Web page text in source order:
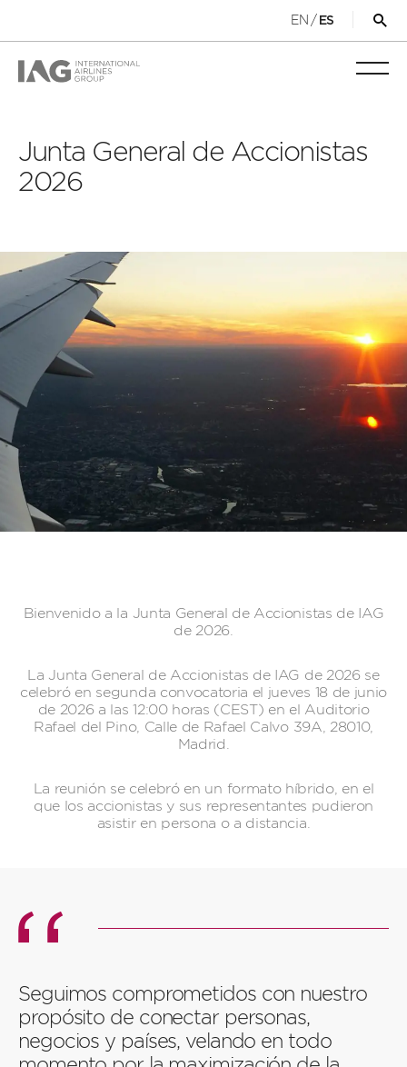
EN / ES
de
Junta General de Accionistas
2026
Bienvenido a la Junta General de Accionistas de IAG
de 2026.
La Junta General de Accionistas de IAG de 2026 se
celebró en segunda convocatoria el jueves 18 de junio
de 2026 a las 12:00 horas (CEST) en el Auditorio
Rafael del Pino, Calle de Rafael Calvo 39A, 28010,
Madrid.
La reunión se celebró en un formato híbrido, en el
que los accionistas y sus representantes pudieron
asistir en persona o a distancia.
Seguimos comprometidos con nuestro
propósito de conectar personas,
negocios y países, velando en todo